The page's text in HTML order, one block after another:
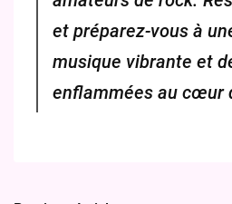
et préparez-vous à
musique vibrante et
enflammées au cœur